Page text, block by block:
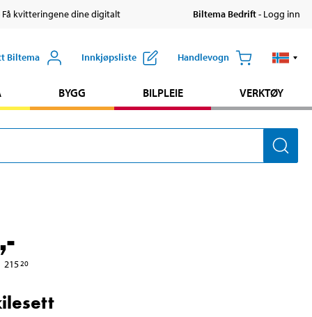
Få kvitteringene dine digitalt Biltema Bedrift- Logg inn
Biltema Innkjøpsliste Handlevogn
BYGG BILPLEIE VERKTØY
,-
215 20